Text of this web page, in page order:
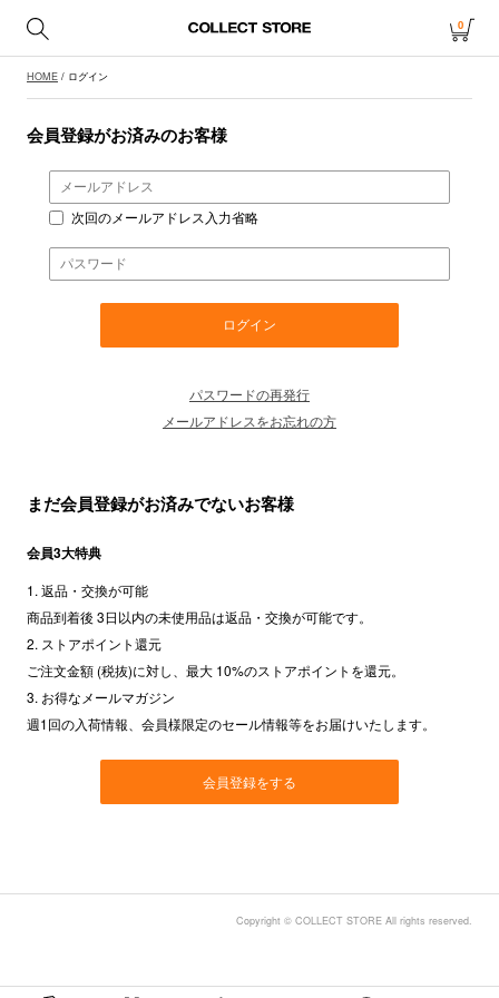
0
HOME / ログイン
会員登録がお済みのお客様
次回のメールアドレス入力省略
パスワードの再発行
メールアドレスをお忘れの方
まだ会員登録がお済みでないお客様
会員3大特典
1. 返品・交換が可能
商品到着後 3日以内の未使用品は返品・交換が可能です。
2. ストアポイント還元
ご注文金額 (税抜)に対し、最大 10%のストアポイントを還元。
3. お得なメールマガジン
週1回の入荷情報、会員様限定のセール情報等をお届けいたします。
会員登録をする
Copyright © COLLECT STORE All rights reserved.